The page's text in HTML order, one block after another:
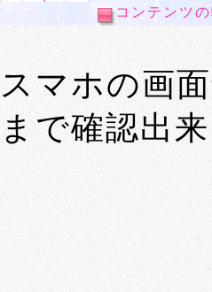
コンテンツ
スマホの画
まで確認出